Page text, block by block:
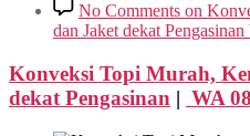
No Comments on
dan Jaket dekat
Konveksi Topi Murah,
dekat Pengasinan | WA